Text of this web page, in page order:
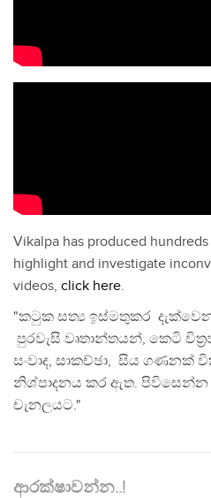
Vikalpa has produced
highlight and investigate
videos, click here.
"කටුක සත්‍ය ඉස්මතුකර
පුරවැසි වෘතාන්තයන්, කෙටි
සංවාද, සාකච්ඡා, සිය ගණනක්
නිශ්පාදනය කර ඇත. පිවිසෙන්න
චැනලයට."
ආරක්ෂාවන්න..!